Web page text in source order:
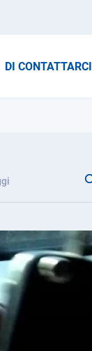
DI CONTATTARCI